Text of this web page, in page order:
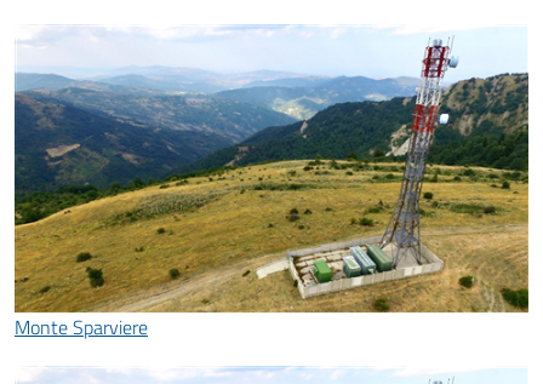
Monte Sparviere